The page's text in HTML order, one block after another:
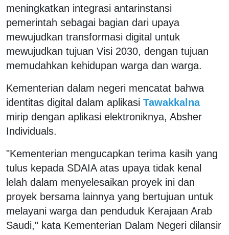
meningkatkan integrasi antarinstansi
pemerintah sebagai bagian dari upaya
mewujudkan transformasi digital untuk
mewujudkan tujuan Visi 2030, dengan tujuan
memudahkan kehidupan warga dan warga.
Kementerian dalam negeri mencatat bahwa
identitas digital dalam aplikasi Tawakkalna
mirip dengan aplikasi elektroniknya, Absher
Individuals.
"Kementerian mengucapkan terima kasih yang
tulus kepada SDAIA atas upaya tidak kenal
lelah dalam menyelesaikan proyek ini dan
proyek bersama lainnya yang bertujuan untuk
melayani warga dan penduduk Kerajaan Arab
Saudi," kata Kementerian Dalam Negeri dilansir